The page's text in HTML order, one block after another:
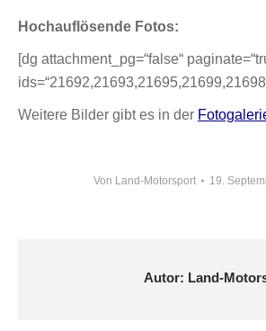
Hochauflösende Fotos:
[dg attachment_pg=“false“
Weitere Bilder gibt es in der
Von Land-Motorsport 19.
Autor: Land-